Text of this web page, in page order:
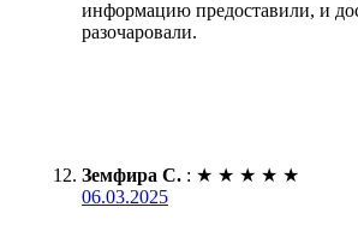
информацию предоставили, и
разочаровали.
Земфира С. : ★ ★ ★ ★ ★
06.03.2025